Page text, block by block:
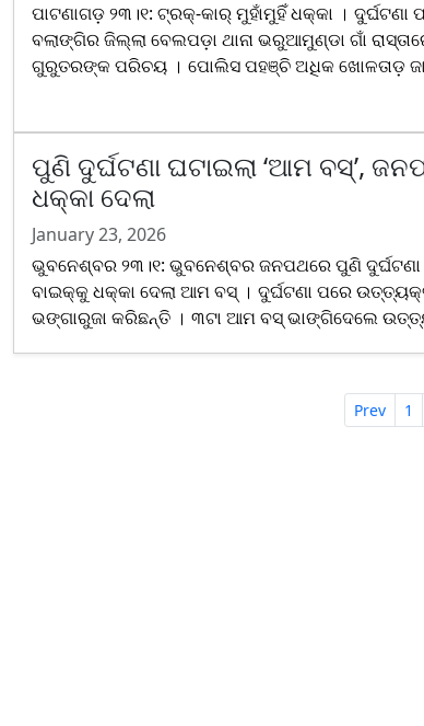
ପାଟଣାଗଡ଼ ୨୩।୧: ଟ୍ରକ୍-କାର୍ ମୁହାଁମୁହିଁ ଧକ୍କା ।
ବଲାଙ୍ଗିର ଜିଲ୍ଲା ବେଲପଡ଼ା ଥାନା ଭରୁଆମୁଣ୍ଡା ଗାଁ
ଗୁରୁତରଙ୍କ ପରିଚୟ । ପୋଲିସ ପହଞ୍ଚି ଅଧିକ ଖୋଳତାଡ଼
ପୁଣି ଦୁର୍ଘଟଣା ଘଟାଇଲା ‘ଆମ ବସ୍’,
ଧକ୍କା ଦେଲା
January 23, 2026
ଭୁବନେଶ୍ବର ୨୩।୧: ଭୁବନେଶ୍ବର ଜନପଥରେ ପୁଣି ଦୁର୍ଘଟଣା
ବାଇକ୍କୁ ଧକ୍କା ଦେଲା ଆମ ବସ୍ । ଦୁର୍ଘଟଣା ପରେ
ଭଙ୍ଗାରୁଜା କରିଛନ୍ତି । ୩ଟା ଆମ ବସ୍ ଭାଙ୍ଗିଦେଲେ
Prev 1